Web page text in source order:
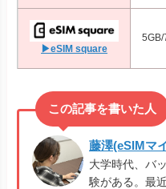
▶eSIM square
5GB/
藤澤(eSIMマ
大学時代、バ
験がある。最